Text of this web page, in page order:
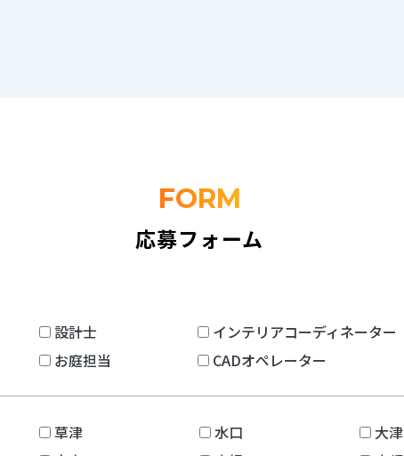
FORM
応募フォーム
設計士 インテリアコーディネーター
お庭担当
CADオペレーター
草津 水口
大津